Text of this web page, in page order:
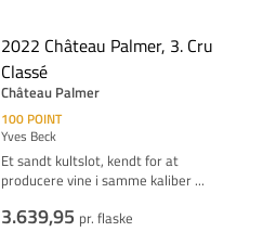
2022 Château Palmer, 3. Cru
Classé
Château Palmer
100 POINT
Yves Beck
Et sandt kultslot, kendt for at
producere vine i samme kaliber ...
3.639,95 pr. flaske